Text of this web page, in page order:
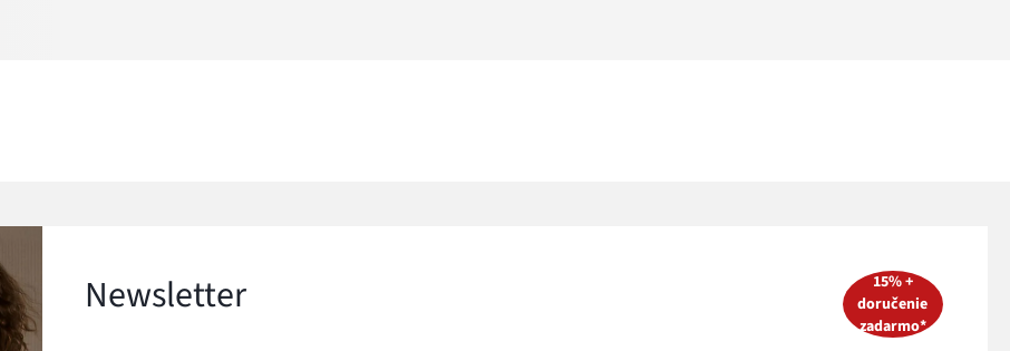
Newsletter
15% +
doručenie
zadarmo*